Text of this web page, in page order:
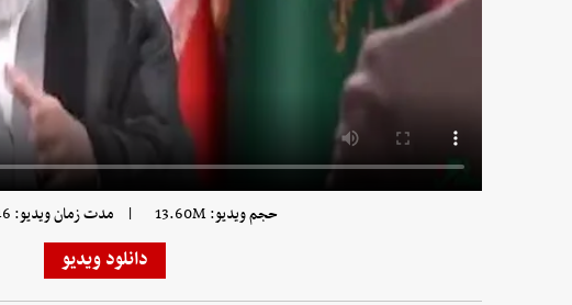
حجم ویدیو: 13.60M | مدت زمان ویدیو: 00:01:46
دانلود ویدیو